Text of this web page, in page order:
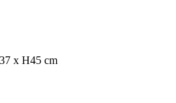
x H45 cm